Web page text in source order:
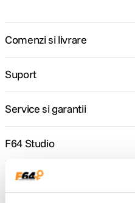
Comenzi si livrare
Suport
Service si garantii
F64 Studio